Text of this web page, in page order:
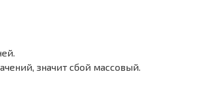
значит сбой массовый.